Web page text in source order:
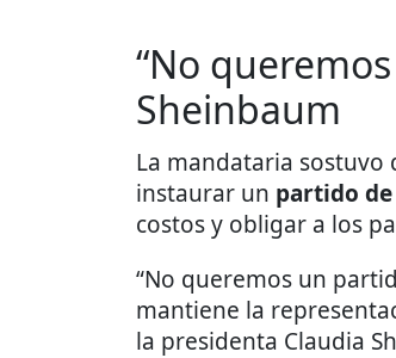
“No
Sheinbaum
La mandataria sostuvo
instaurar un partido de
costos y obligar a los
“No queremos un
mantiene la
la presidenta Claudia